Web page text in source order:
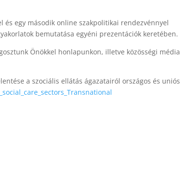
és egy második online szakpolitikai rendezvénnyel
bemutatása egyéni prezentációk keretében.
Önökkel honlapunkon, illetve közösségi média
a szociális ellátás ágazatairól országos és uniós